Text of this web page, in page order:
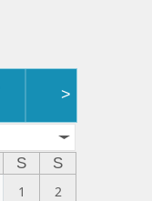
>
S
S
1
2